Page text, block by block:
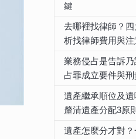
鍵
去哪裡找律師？
析找律師費用與注
業務侵占是告訴
占罪成立要件與
遺產繼承順位及
釐清遺產分配3原則
遺產怎麼分才對